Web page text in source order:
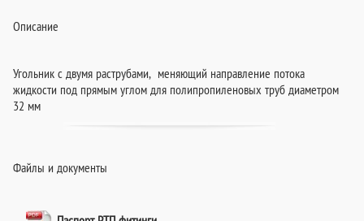
Описание
Угольник с двумя раструбами, меняющий направление потока
жидкости под прямым углом для полипропиленовых труб диаметром
32 мм
Файлы и документы